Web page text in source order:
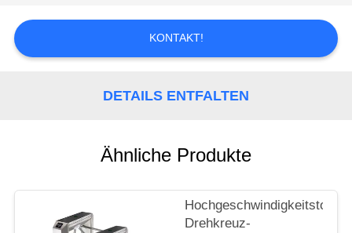
NACHRICHTEN
FORDERN
SITEMAP
KONTAKT!
DETAILS ENTFALTEN
Ähnliche Produkte
Hochgeschwindigkeitstor-
Drehkreuz-